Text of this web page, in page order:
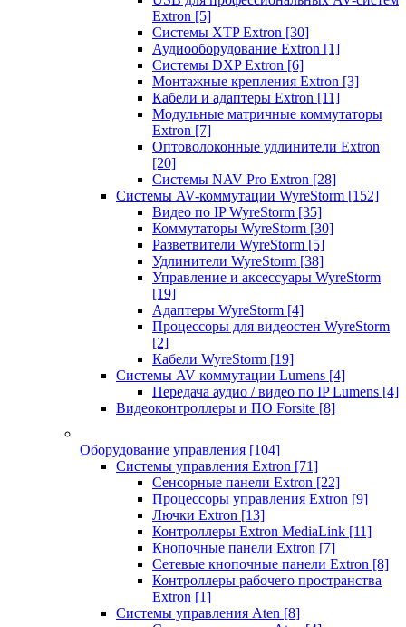
Extron [5]
Системы XTP Extron [30]
Аудиооборудование Extron [1]
Системы DXP Extron [6]
Монтажные крепления Extron [3]
Кабели и адаптеры Extron [11]
Модульные матричные коммутаторы
Extron [7]
Оптоволоконные удлинители Extron
[20]
Системы NAV Pro Extron [28]
Системы AV-коммутации WyreStorm [152]
Видео по IP WyreStorm [35]
Коммутаторы WyreStorm [30]
Разветвители WyreStorm [5]
Удлинители WyreStorm [38]
Управление и аксессуары WyreStorm
[19]
Адаптеры WyreStorm [4]
Процессоры для видеостен WyreStorm
[2]
Кабели WyreStorm [19]
Системы AV коммутации Lumens [4]
Передача аудио / видео по IP Lumens [4]
Видеоконтроллеры и ПО Forsite [8]
Оборудование управления [104]
Системы управления Extron [71]
Сенсорные панели Extron [22]
Процессоры управления Extron [9]
Лючки Extron [13]
Контроллеры Extron MediaLink [11]
Кнопочные панели Extron [7]
Сетевые кнопочные панели Extron [8]
Контроллеры рабочего пространства
Extron [1]
Системы управления Aten [8]